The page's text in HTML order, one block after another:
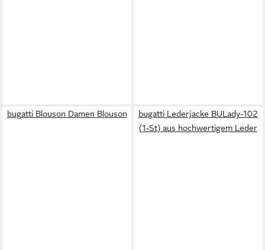
bugatti Blouson Damen Blouson
bugatti Lederjacke BULady-102
(1-St) aus hochwertigem Leder